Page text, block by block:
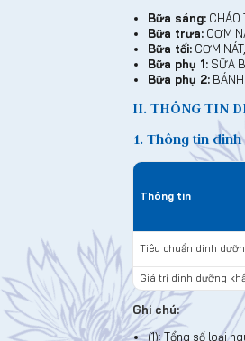
Bữa sáng:CHÁO
Bữa trưa:CƠM
Bữa tối:CƠM
Bữa phụ 1:SỮA
Bữa phụ 2:BÁNH
II. THÔNG TIN
1. Thông tin
Thông tin
Tiêu chuẩn dinh
Giá trị dinh dưỡng
Ghi chú:
(1): Tổng số loại